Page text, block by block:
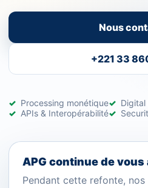
Nous
+221 33
Processing monétique
Digital
APIs & Interopérabilité
APG continue de
Pendant cette refonte,